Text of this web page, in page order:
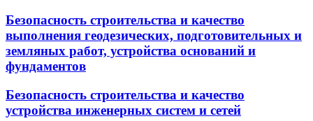
Безопасность строительства и качество
выполнения геодезических, подготовительных и
земляных работ, устройства оснований и
фундаментов
Безопасность строительства и качество
устройства инженерных систем и сетей